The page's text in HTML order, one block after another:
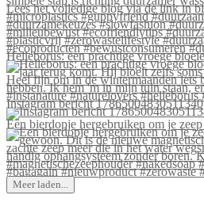
Helleborus: een prachtige vroege
Instagram bericht 17865004830511340
Een bierdopje hergebruiken om je
Meer laden...